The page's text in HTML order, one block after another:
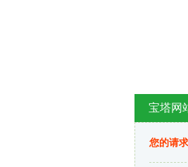
宝塔网
您的请